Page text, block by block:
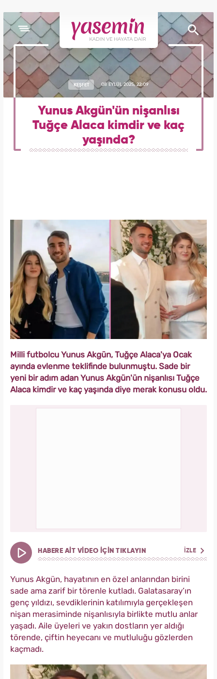
KEŞFET 08 EYLÜL 2025, 22:09
Yunus Akgün'ün nişanlısı
Tuğçe Alaca kimdir ve kaç
yaşında?
Milli futbolcu Yunus Akgün, Tuğçe Alaca'ya Ocak
ayında evlenme teklifinde bulunmuştu. Sade bir
yeni bir adım adan Yunus Akgün'ün nişanlısı Tuğçe
Alaca kimdir ve kaç yaşında diye merak konusu oldu.
HABERE AİT VİDEO İÇİN TIKLAYIN İZLE
Yunus Akgün, hayatının en özel anlarından birini
sade ama zarif bir törenle kutladı. Galatasaray’ın
genç yıldızı, sevdiklerinin katılımıyla gerçekleşen
nişan merasiminde nişanlısıyla birlikte mutlu anlar
yaşadı. Aile üyeleri ve yakın dostların yer aldığı
törende, çiftin heyecanı ve mutluluğu gözlerden
kaçmadı.